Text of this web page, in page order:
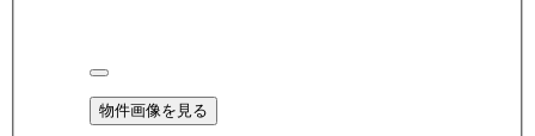
物件画像を見る